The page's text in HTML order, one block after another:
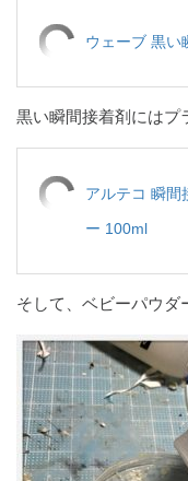
ウェーブ 黒い
黒い瞬間接着剤にはプ
アルテコ 瞬間
ー 100ml
そして、ベビーパウダ